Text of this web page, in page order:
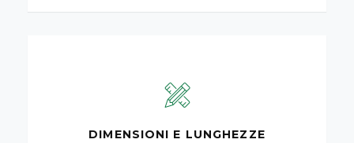
DIMENSIONI E LUNGHEZZE